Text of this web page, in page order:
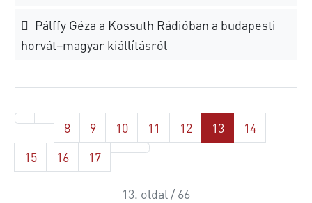
Pálffy Géza a Kossuth Rádióban a budapesti
horvát–magyar kiállításról
8 9 10 11 12 13
14
15
16 17
13. oldal / 66